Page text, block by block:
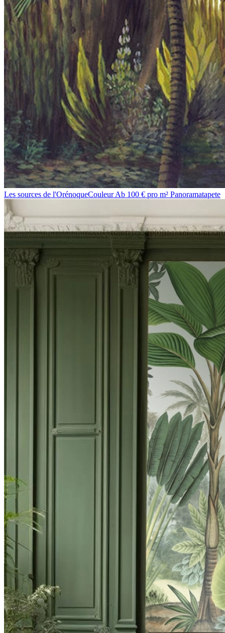
Les sources de l'OrénoqueCouleur Ab 100 € pro m² Panoramatapete